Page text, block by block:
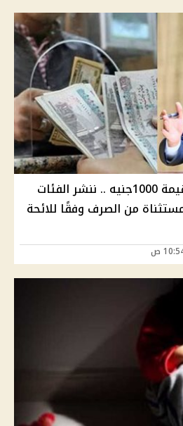
حافز المعلمين 2025 بقيمة 1000جنيه .. ننشر الفئات
من الصرف وفقًا للائحة